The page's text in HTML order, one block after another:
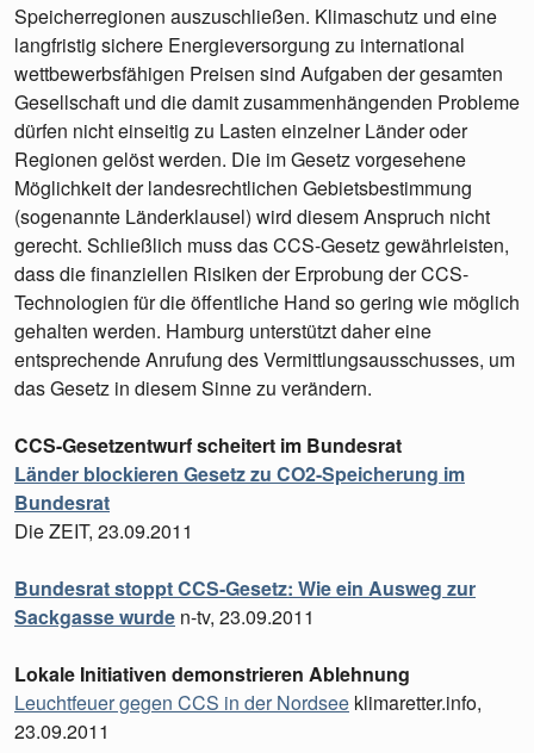
Speicherregionen auszuschließen. Klimaschutz und eine
langfristig sichere Energieversorgung zu international
wettbewerbsfähigen Preisen sind Aufgaben der gesamten
Gesellschaft und die damit zusammenhängenden Probleme
dürfen nicht einseitig zu Lasten einzelner Länder oder
Regionen gelöst werden. Die im Gesetz vorgesehene
Möglichkeit der landesrechtlichen Gebietsbestimmung
(sogenannte Länderklausel) wird diesem Anspruch nicht
gerecht. Schließlich muss das CCS-Gesetz gewährleisten,
dass die finanziellen Risiken der Erprobung der CCS-
Technologien für die öffentliche Hand so gering wie möglich
gehalten werden. Hamburg unterstützt daher eine
entsprechende Anrufung des Vermittlungsausschusses, um
das Gesetz in diesem Sinne zu verändern.
CCS-Gesetzentwurf scheitert im Bundesrat
Länder blockieren Gesetz zu CO2-Speicherung im
Bundesrat
Die ZEIT, 23.09.2011
Bundesrat stoppt CCS-Gesetz: Wie ein Ausweg zur
Sackgasse wurde n-tv, 23.09.2011
Lokale Initiativen demonstrieren Ablehnung
Leuchtfeuer gegen CCS in der Nordsee klimaretter.info,
23.09.2011